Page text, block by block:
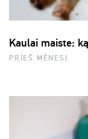
Kaulai maiste:
PRIEŠ MĖNESĮ